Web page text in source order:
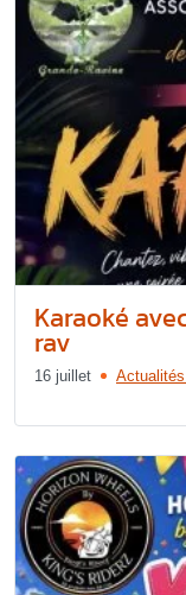
Karaoké
rav
16 juillet